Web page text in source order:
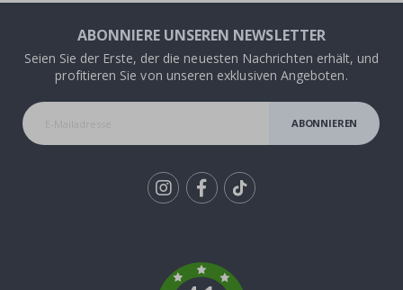
ABONNIERE UNSEREN NEWSLETTER
Seien Sie der Erste, der die neuesten Nachrichten erhält, und
profitieren Sie von unseren exklusiven Angeboten.
ABONNIEREN